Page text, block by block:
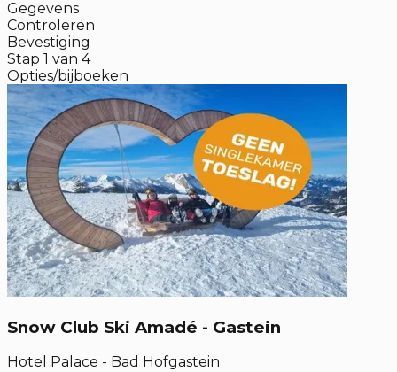
Gegevens
Controleren
Bevestiging
Stap 1 van 4
Opties/bijboeken
Snow Club Ski Amadé - Gastein
Hotel Palace - Bad Hofgastein